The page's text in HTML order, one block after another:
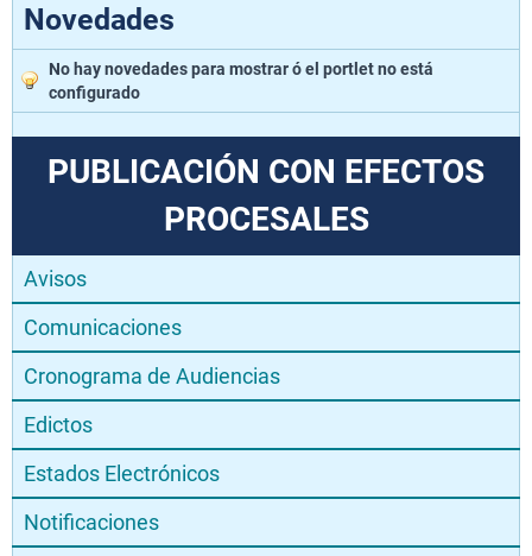
Novedades
No hay novedades para mostrar ó el portlet no está
configurado
PUBLICACIÓN CON EFECTOS
PROCESALES
Avisos
Comunicaciones
Cronograma de Audiencias
Edictos
Estados Electrónicos
Notificaciones